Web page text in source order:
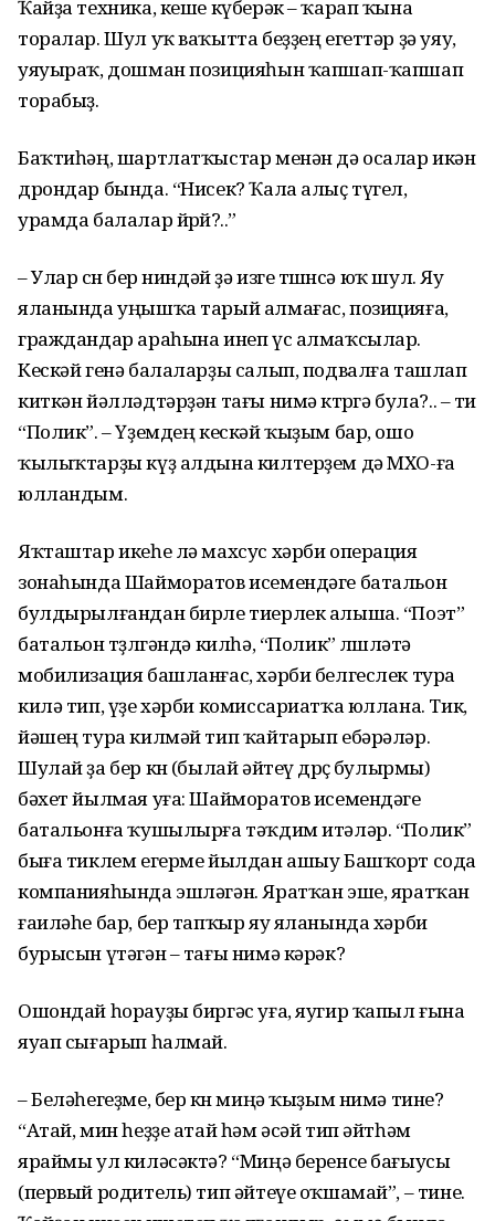
Ҡайҙа техника, кеше күберәк – ҡарап ҡына
торалар. Шул уҡ ваҡытта беҙҙең егеттәр ҙә уяу,
уяуыраҡ, дошман позицияһын ҡапшап-ҡапшап
торабыҙ.
Баҡтиһәң, шартлатҡыстар менән дә осалар икән
дрондар бында. “Нисек? Ҡала алыҫ түгел,
урамда балалар йөрөй?..”
– Улар өсөн бер ниндәй ҙә изге төшөнсә юҡ шул. Яу
яланында уңышҡа тарый алмағас, позицияға,
граждандар араһына инеп үс алмаҡсылар.
Кескәй генә балаларҙы салып, подвалға ташлап
киткән йәлләдтәрҙән тағы нимә көтөргә була?.. – ти
“Полик”. – Үҙемдең кескәй ҡыҙым бар, ошо
ҡылыҡтарҙы күҙ алдына килтерҙем дә МХО-ға
юлландым.
Яҡташтар икеһе лә махсус хәрби операция
зонаһында Шайморатов исемендәге батальон
булдырылғандан бирле тиерлек алыша. “Поэт”
батальон төҙөлгәндә килһә, “Полик” өлөшләтә
мобилизация башланғас, хәрби белгеслек тура
килә тип, үҙе хәрби комиссариатҡа юллана. Тик,
йәшең тура килмәй тип ҡайтарып ебәрәләр.
Шулай ҙа бер көн (былай әйтеү дөрөҫ булырмы)
бәхет йылмая уға: Шайморатов исемендәге
батальонға ҡушылырға тәҡдим итәләр. “Полик”
быға тиклем егерме йылдан ашыу Башҡорт сода
компанияһында эшләгән. Яратҡан эше, яратҡан
ғаиләһе бар, бер тапҡыр яу яланында хәрби
бурысын үтәгән – тағы нимә кәрәк?
Ошондай һорауҙы биргәс уға, яугир ҡапыл ғына
яуап сығарып һалмай.
– Беләһегеҙме, бер көн миңә ҡыҙым нимә тине?
“Атай, мин һеҙҙе атай һәм әсәй тип әйтһәм
яраймы ул киләсәктә? “Миңә беренсе бағыусы
(первый родитель) тип әйтеүе оҡшамай”, – тине.